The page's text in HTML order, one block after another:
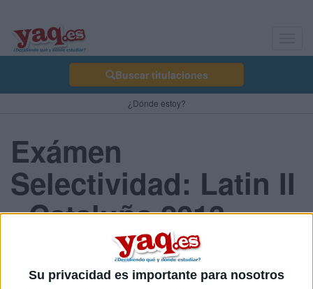
Su privacidad es importante para nosotros
Buscar titulaciones
¿Dónde estoy?
Exámen
Selectividad: Latin II
- Cataluña 2013
Septiembre